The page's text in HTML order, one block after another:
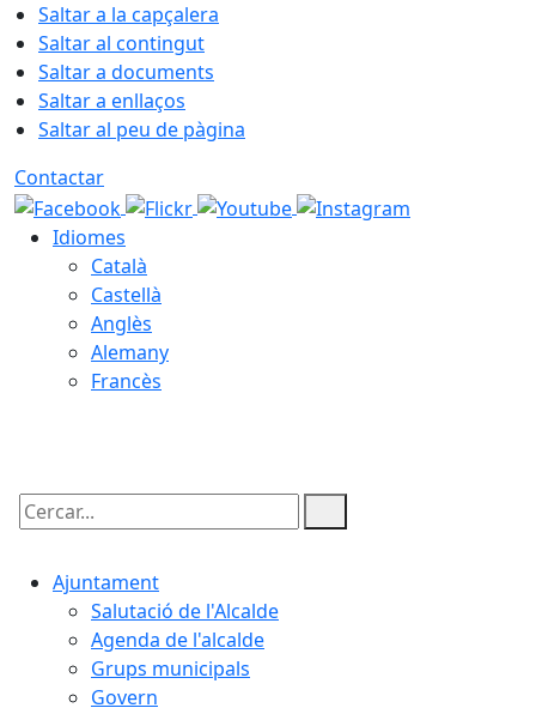
Saltar a la capçalera
Saltar al contingut
Saltar a documents
Saltar a enllaços
Saltar al peu de pàgina
Contactar
Idiomes
Català
Castellà
Anglès
Alemany
Francès
Cercar:
Ajuntament
Salutació de l'Alcalde
Agenda de l'alcalde
Grups municipals
Govern